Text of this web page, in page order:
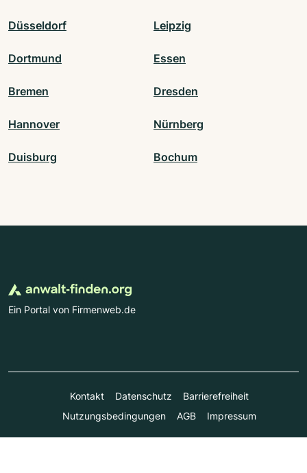
Düsseldorf Leipzig
Dortmund Essen
Bremen Dresden
Hannover Nürnberg
Duisburg Bochum
Ein Portal von Firmenweb.de
Kontakt Datenschutz
Barrierefreiheit
Nutzungsbedingungen
AGB Impressum